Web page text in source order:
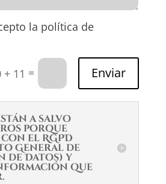
la política de
+ 11 = Enviar
a salvo
porque
el RGPD
General de
Datos) y
que